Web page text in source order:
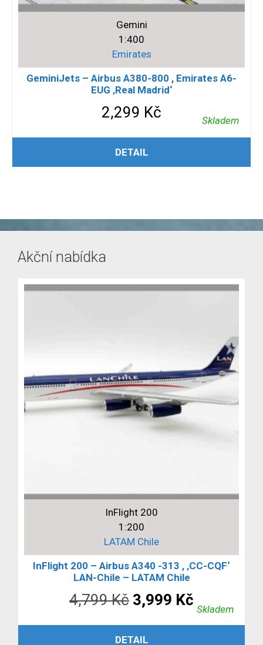
Gemini
1:400
Emirates
GeminiJets – Airbus A380-800 , Emirates A6-
EUG ‚Real Madrid‘
2,299 Kč Skladem
PŘIDAT DO KOŠÍKU
DETAIL
Akční nabídka
InFlight 200
1:200
LATAM Chile
InFlight 200 – Airbus A340 -313 , ‚CC-CQF‘
LAN-Chile – LATAM Chile
4,799Kč Původní
cena
3,999 Kč
cena
Skladem
PŘIDAT DO KOŠÍKU
DETAIL